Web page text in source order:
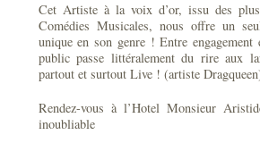
Cet Artiste à la voix d’or, issu des plus
Comédies Musicales, nous offre un
unique en son genre ! Entre engagement
public passe littéralement du rire aux
partout et surtout Live ! (artiste
Rendez-vous à l’Hotel Monsieur
inoubliable